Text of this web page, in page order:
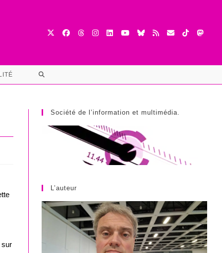
TOGGLE
SEARCH
sur
Société de l’information et multimédia.
L’auteur